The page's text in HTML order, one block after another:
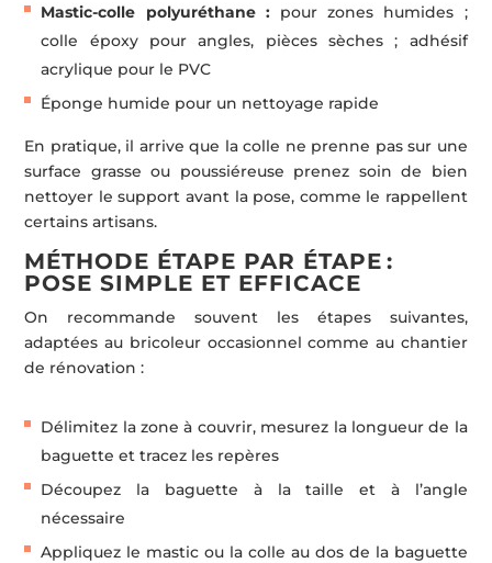
Mastic-colle polyuréthane :pour zones humides ;
colle époxy pour angles, pièces sèches ; adhésif
acrylique pour le PVC
Éponge humide pour un nettoyage rapide
En pratique, il arrive que la colle ne prenne pas sur une
surface grasse ou poussiéreuse prenez soin de bien
nettoyer le support avant la pose, comme le rappellent
certains artisans.
MÉTHODE ÉTAPE PAR ÉTAPE :
POSE SIMPLE ET EFFICACE
On recommande souvent les étapes suivantes,
adaptées au bricoleur occasionnel comme au chantier
de rénovation :
Délimitez la zone à couvrir, mesurez la longueur de la
baguette et tracez les repères
Découpez la baguette à la taille et à l’angle
nécessaire
Appliquez le mastic ou la colle au dos de la baguette